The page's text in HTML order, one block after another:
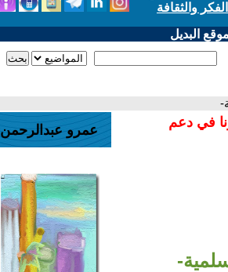
والثقافة
البديل
في دعم
عمرو عبدالرحمن